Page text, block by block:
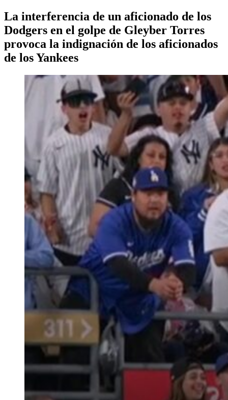
La interferencia de un aficionado de los
Dodgers en el golpe de Gleyber Torres
provoca la indignación de los aficionados
de los Yankees